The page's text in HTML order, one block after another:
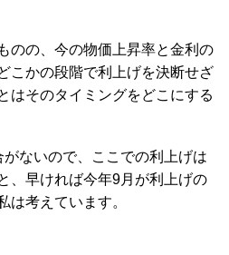
のの、今の物価上昇率と金利の
こかの段階で利上げを決断せざ
はそのタイミングをどこにする
ないので、ここでの利上げは
、早ければ今年9月が利上げの
は考えています。